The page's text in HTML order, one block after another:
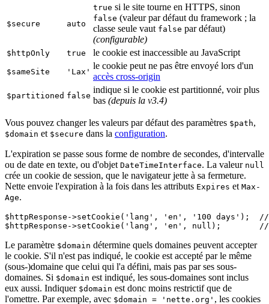
$secure auto
true si le site tourne en HTTPS, sinon
false (valeur par défaut du framework ; la
classe seule vaut false par défaut)
(configurable)
$httpOnly true le cookie est inaccessible au JavaScript
$sameSite 'Lax'
le cookie peut ne pas être envoyé lors d'un
accès cross-origin
$partitioned false
indique si le cookie est partitionné, voir plus
bas (depuis la v3.4)
Vous pouvez changer les valeurs par défaut des paramètres $path,
$domain et $secure dans la configuration.
L'expiration se passe sous forme de nombre de secondes, d'intervalle
ou de date en texte, ou d'objet DateTimeInterface. La valeur null
crée un cookie de session, que le navigateur jette à sa fermeture.
Nette envoie l'expiration à la fois dans les attributs Expires et Max-
Age.
$httpResponse->setCookie('lang', 'en', '100 days');
Le paramètre $domain détermine quels domaines peuvent accepter
le cookie. S'il n'est pas indiqué, le cookie est accepté par le même
(sous-)domaine que celui qui l'a défini, mais pas par ses sous-
domaines. Si $domain est indiqué, les sous-domaines sont inclus
eux aussi. Indiquer $domain est donc moins restrictif que de
l'omettre. Par exemple, avec $domain = 'nette.org' , les cookies